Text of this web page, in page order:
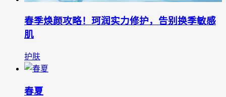
春季焕颜攻略！珂润实力修护，告别换季敏感
肌‌
护肤
春夏